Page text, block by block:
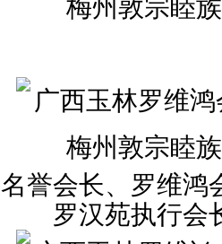
名誉会长、罗维鸿
罗汉苑执行会